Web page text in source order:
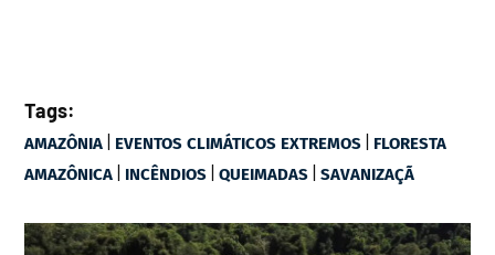
Tags:
AMAZÔNIA | EVENTOS CLIMÁTICOS EXTREMOS | FLORESTA
AMAZÔNICA | INCÊNDIOS |QUEIMADAS |SAVANIZAÇÃ